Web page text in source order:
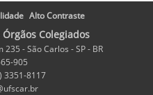
Alto Contraste
Colegiados
- São Carlos - SP - BR
905
3351-8117